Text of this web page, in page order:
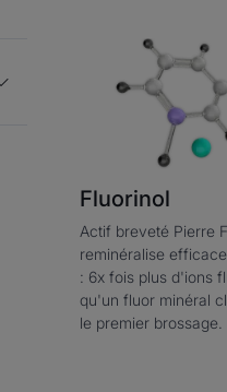
Fluorinol
Actif breveté Pierre
reminéralise
: 6x fois plus d'ions
qu'un fluor minéral
le premier brossage.